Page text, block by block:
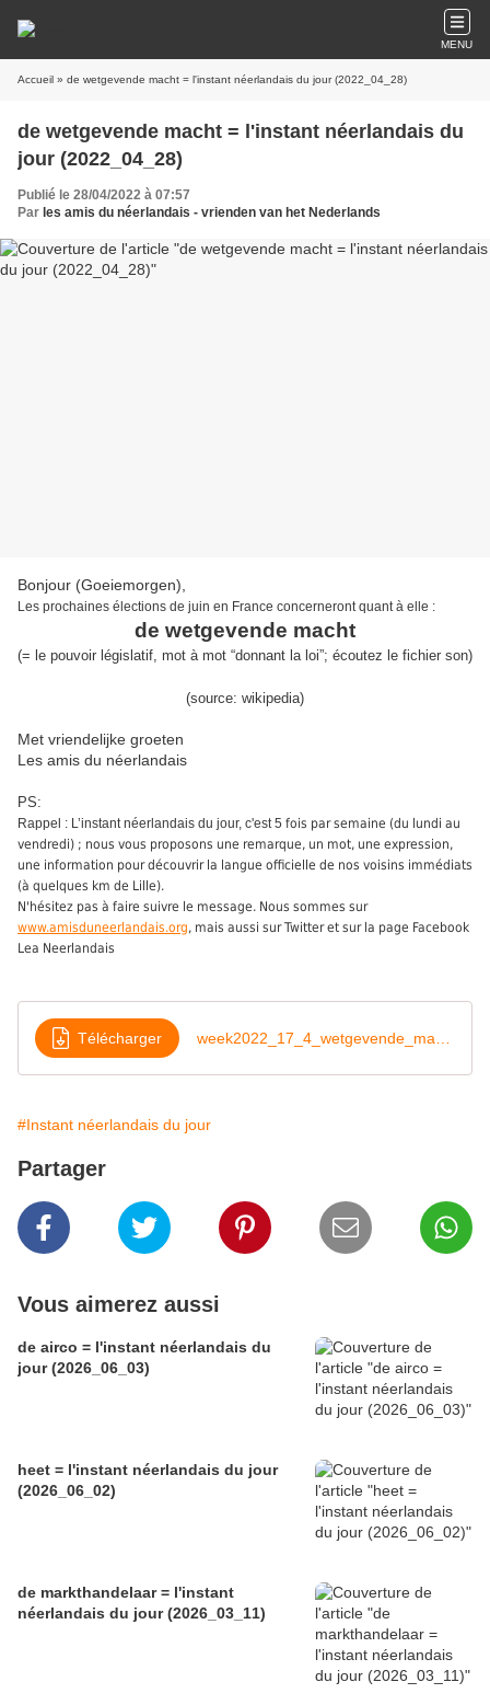
MENU
Accueil » de wetgevende macht = l'instant néerlandais du jour (2022_04_28)
de wetgevende macht = l'instant néerlandais du
jour (2022_04_28)
Publié le 28/04/2022 à 07:57
Par les amis du néerlandais - vrienden van het Nederlands
Bonjour (Goeiemorgen),
Les prochaines élections de juin en France concerneront quant à elle :
de wetgevende macht
(= le pouvoir législatif, mot à mot “donnant la loi”; écoutez le fichier son)
(source: wikipedia)
Met vriendelijke groeten
Les amis du néerlandais
PS:
Rappel : L’instant néerlandais du jour, c'est 5 fois par semaine (du lundi au
vendredi) ; nous vous proposons une remarque, un mot, une expression,
une information pour découvrir la langue officielle de nos voisins immédiats
(à quelques km de Lille).
N'hésitez pas à faire suivre le message. Nous sommes sur
www.amisduneerlandais.org, mais aussi sur Twitter et sur la page Facebook
Lea Neerlandais
Télécharger
#Instant néerlandais du jour
Partager
Vous aimerez aussi
de airco = l'instant néerlandais du
jour (2026_06_03)
heet = l'instant néerlandais du jour
(2026_06_02)
de markthandelaar = l'instant
néerlandais du jour (2026_03_11)